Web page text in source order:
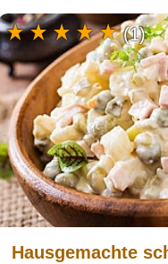
Hausgemachte
(1)